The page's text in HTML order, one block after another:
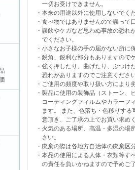
一切お受けできません。
・本来の用途以外に使用しないでく
・食べ物ではありませんので誤って
・誤飲やケガなど思わぬ事故の恐れ
でください。
・小さなお子様の手の届かない所に
・鋭角、鋭利な部分もありますので
・強く押したり、曲げたり、ぶつけ
恐れがありますのでご注意くださ
・ご使用の頻度や取り扱い方により
・製品に使用の装飾品（ストーン、
コーティングフィルムやカラーフ
ます。 また、色落ち・色移りする
意頂き、ご了承の上でお買い求め
・火気のある場所、高温・多湿の場
さい。
・廃棄の際は各地方自治体の廃棄区
・本品の使用による人体・衣類等す
の責任を負いかねますので予めご